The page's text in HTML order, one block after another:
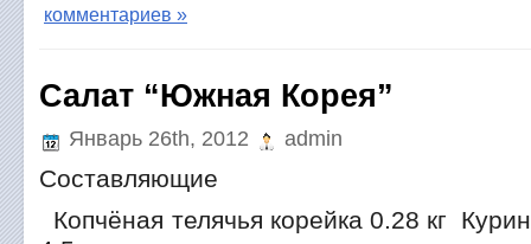
комментариев »
Салат “Южная Корея”
Январь 26th, 2012 admin
Составляющие
Копчёная телячья корейка 0.28 кг